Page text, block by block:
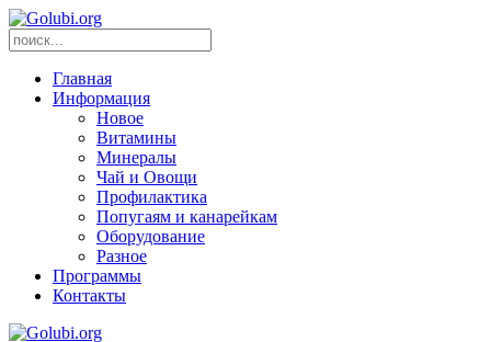
Главная
Информация
Новое
Витамины
Минералы
Чай и Овощи
Профилактика
Попугаям и канарейкам
Оборудование
Разное
Программы
Контакты